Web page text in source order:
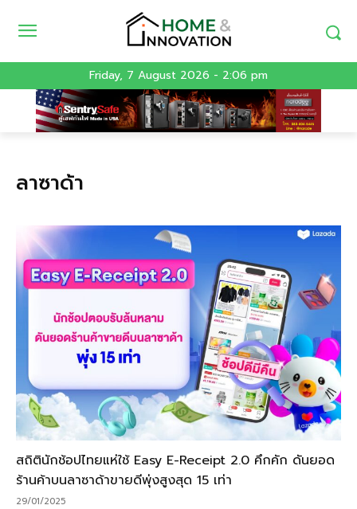
Friday, 7 August 2026 - 2:06 pm
ลาซาด้า
สถิตินักช้อปไทยแห่ใช้ Easy E-Receipt 2.0 คึกคัก ดันยอด
ร้านค้าบนลาซาด้าขายดีพุ่งสูงสุด 15 เท่า
29/01/2025